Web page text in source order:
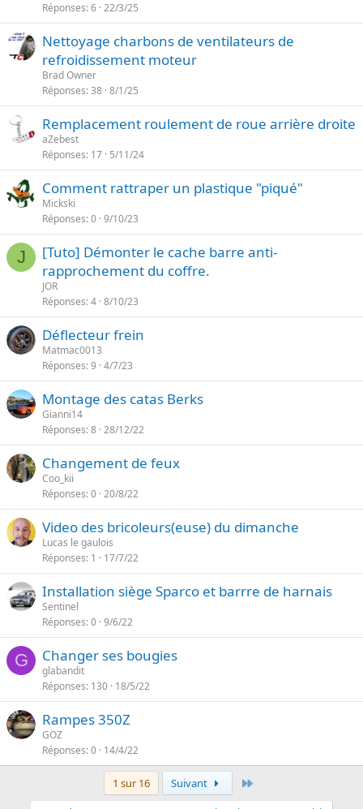
Réponses 6 22/3/25
Nettoyage charbons de ventilateurs de
refroidissement moteur
Brad Owner
Réponses 38 8/1/25
Remplacement roulement de roue arrière droite
aZebest
Réponses 17 5/11/24
Comment rattraper un plastique "piqué"
Mickski
Réponses 0 9/10/23
J
[Tuto] Démonter le cache barre anti-
rapprochement du coffre.
JOR
Réponses 4 8/10/23
Déflecteur frein
Matmac0013
Réponses 9 4/7/23
Montage des catas Berks
Gianni14
Réponses 8 28/12/22
Changement de feux
Coo_kii
Réponses 0 20/8/22
Video des bricoleurs(euse) du dimanche
Lucas le gaulois
Réponses 1 17/7/22
Installation siège Sparco et barrre de harnais
Sentinel
Réponses 0 9/6/22
G Changer ses bougies
glabandit
Réponses 130 18/5/22
Rampes 350Z
GOZ
Réponses 0 14/4/22
1 sur 16 Suivant